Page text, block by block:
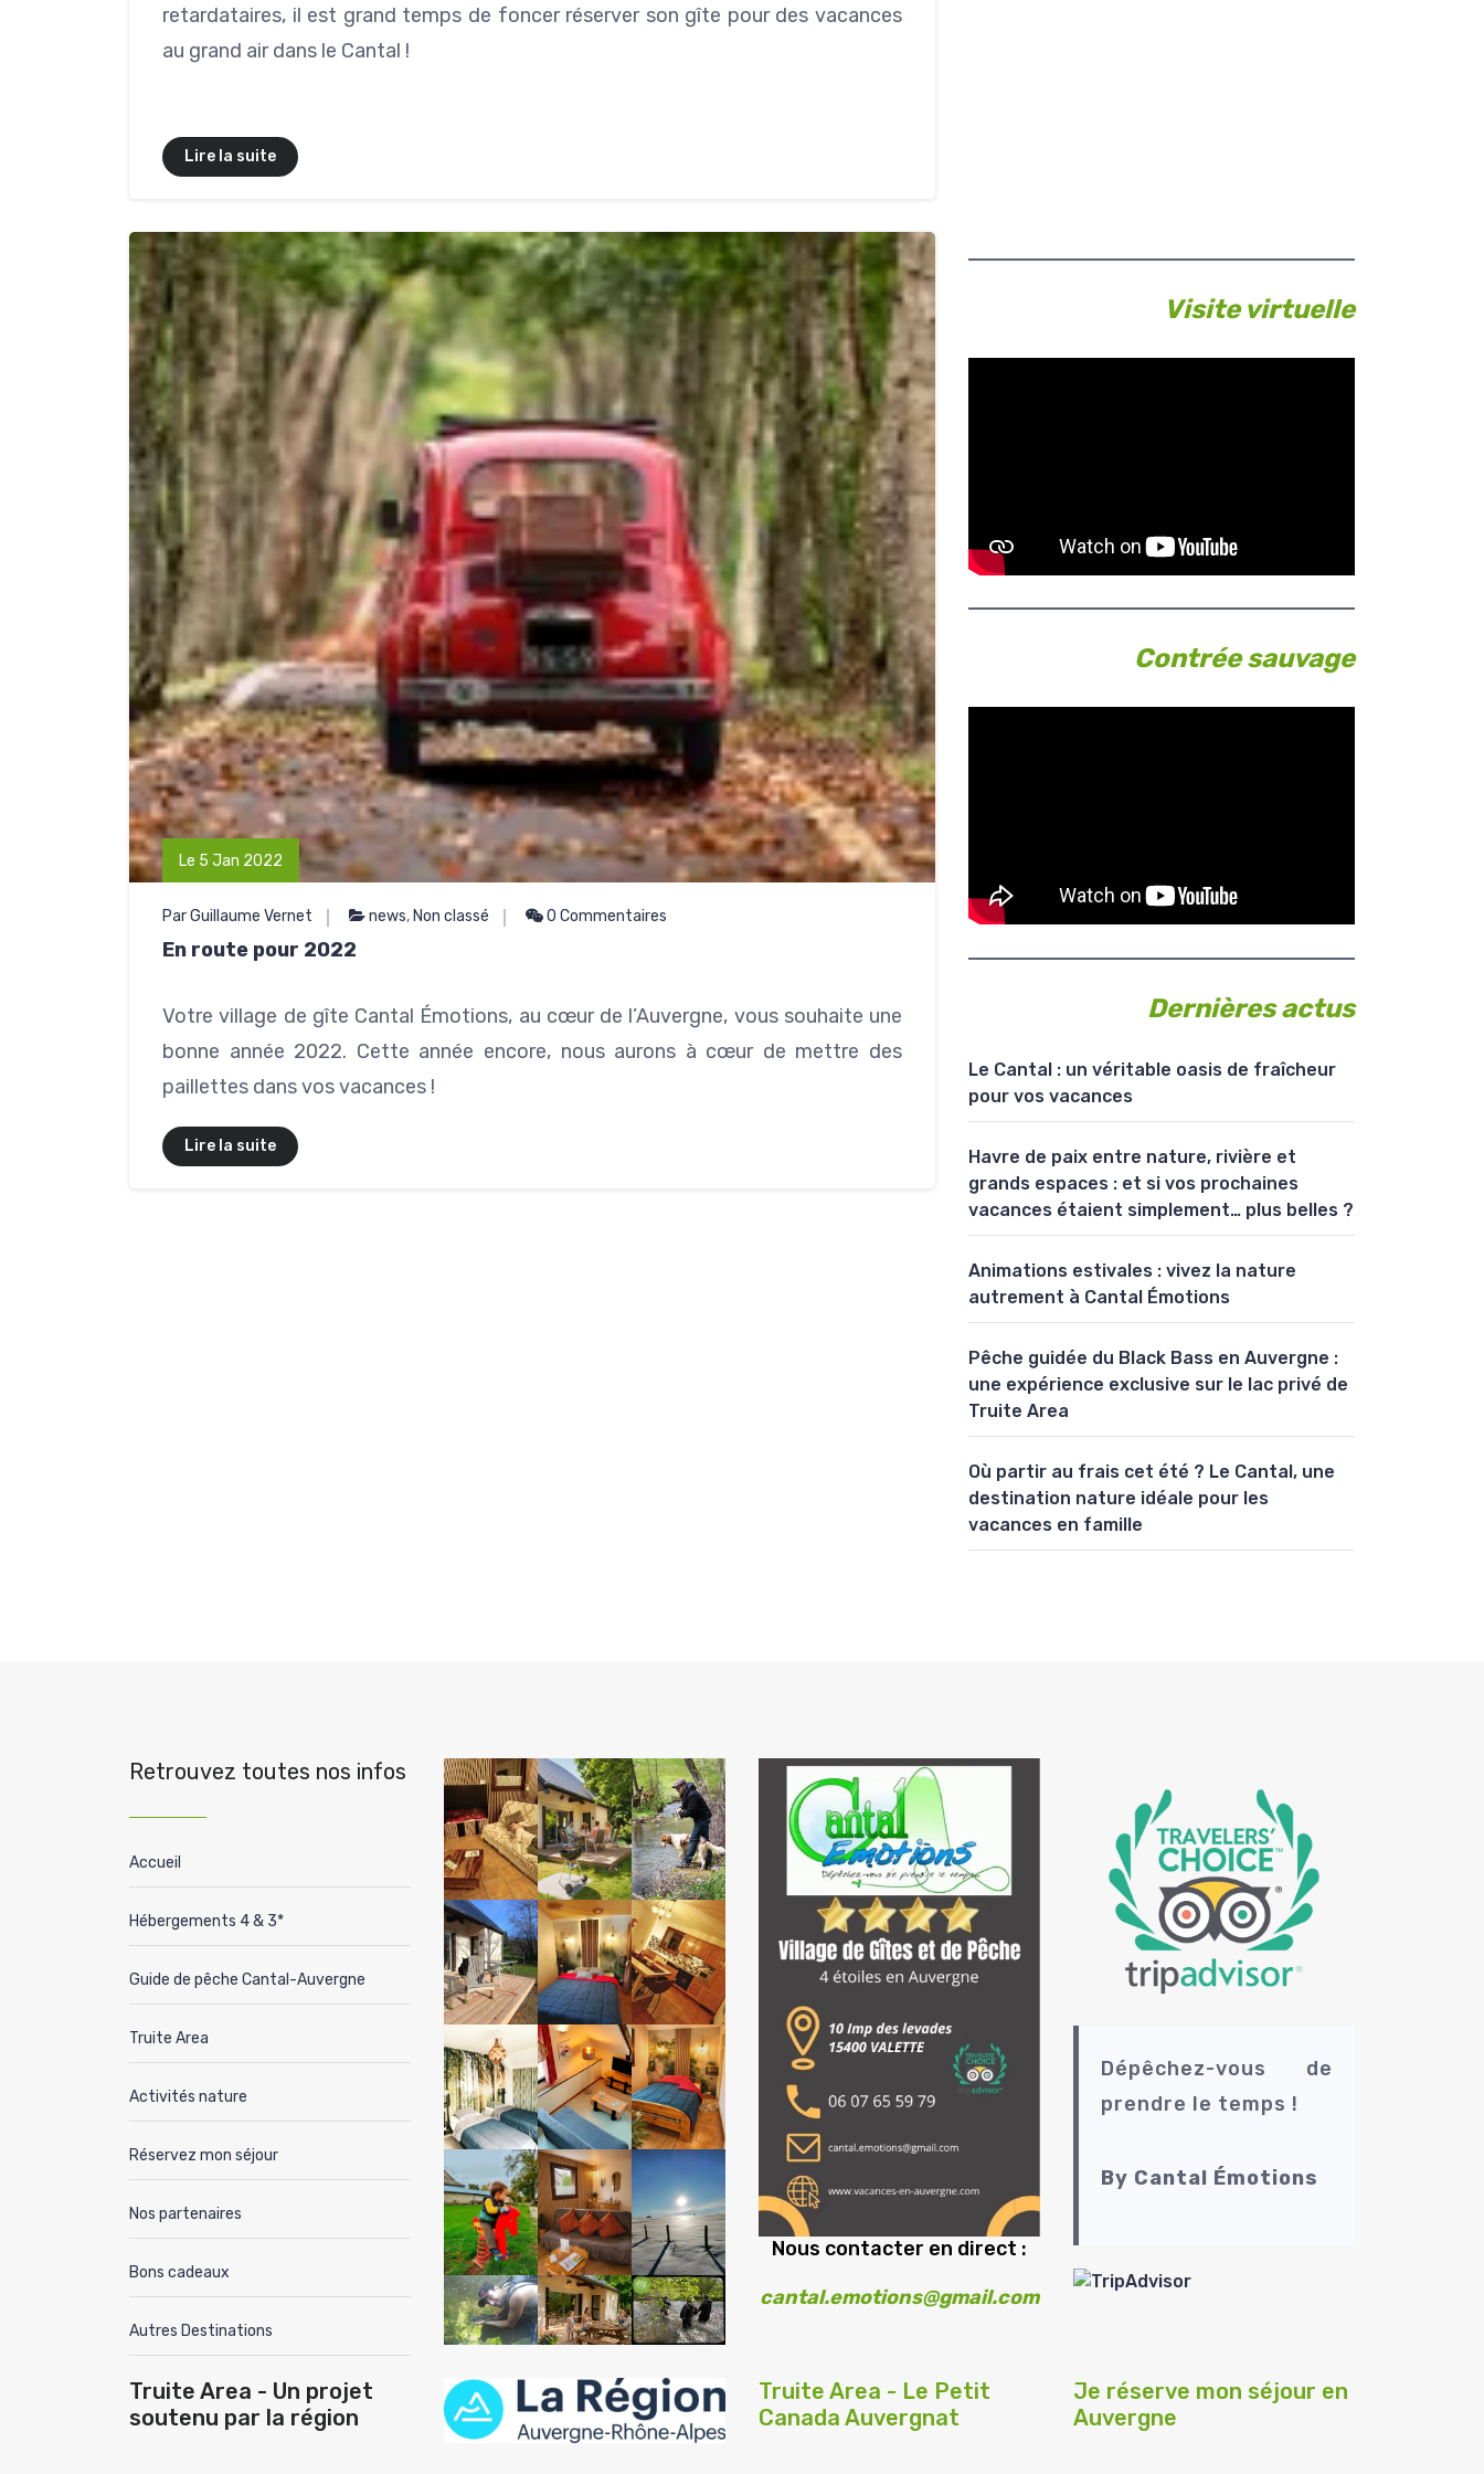
retardataires, il est grand temps de foncer réserver son gîte pour des vacances
au grand air dans le Cantal !
Lire la suite
Le 5 Jan 2022
Par Guillaume Vernet news, Non classé 0 Commentaires
En route pour 2022
Votre village de gîte Cantal Émotions, au cœur de l’Auvergne, vous souhaite une
bonne année 2022. Cette année encore, nous aurons à cœur de mettre des
paillettes dans vos vacances !
Lire la suite
Visite virtuelle
Contrée sauvage
Dernières actus
Le Cantal : un véritable oasis de fraîcheur
pour vos vacances
Havre de paix entre nature, rivière et
grands espaces : et si vos prochaines
vacances étaient simplement… plus belles ?
Animations estivales : vivez la nature
autrement à Cantal Émotions
Pêche guidée du Black Bass en Auvergne :
une expérience exclusive sur le lac privé de
Truite Area
Où partir au frais cet été ? Le Cantal, une
destination nature idéale pour les
vacances en famille
Retrouvez toutes nos infos
Accueil
Hébergements 4 & 3*
Guide de pêche Cantal-Auvergne
Truite Area
Activités nature
Réservez mon séjour
Nos partenaires
Bons cadeaux
Autres Destinations
Nous contacter en direct :
cantal.emotions@gmail.com
Dépêchez-vous de
prendre le temps !
By Cantal Émotions
Truite Area - Un projet
soutenu par la région
Truite Area - Le Petit
Canada Auvergnat
Je réserve mon séjour en
Auvergne